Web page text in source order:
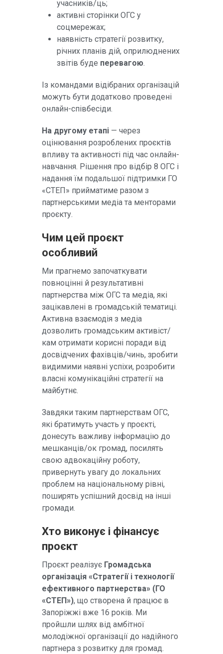
учасників/ць;
активні сторінки ОГС у
соцмережах;
наявність стратегії розвитку,
річних планів дій, оприлюднених
звітів буде перевагою.
Із командами відібраних організацій
можуть бути додатково проведені
онлайн-співбесіди.
На другому етапі — через
оцінювання розроблених проєктів
впливу та активності під час онлайн-
навчання. Рішення про відбір 8 ОГС і
надання їм подальшої підтримки ГО
«СТЕП» прийматиме разом з
партнерськими медіа та менторами
проєкту.
Чим цей проєкт
особливий
Ми прагнемо започаткувати
повноцінні й результативні
партнерства між ОГС та медіа, які
зацікавлені в громадській тематиці.
Активна взаємодія з медіа
дозволить громадським активіст/
кам отримати корисні поради від
досвідчених фахівців/чинь, зробити
видимими наявні успіхи, розробити
власні комунікаційні стратегії на
майбутнє.
Завдяки таким партнерствам ОГС,
які братимуть участь у проєкті,
донесуть важливу інформацію до
мешканців/ок громад, посилять
свою адвокаційну роботу,
привернуть увагу до локальних
проблем на національному рівні,
поширять успішний досвід на інші
громади.
Хто виконує і фінансує
проєкт
Проєкт реалізує Громадська
організація «Стратегії і технології
ефективного партнерства» (ГО
«СТЕП»), що створена й працює в
Запоріжжі вже 16 років. Ми
пройшли шлях від амбітної
молодіжної організації до надійного
партнера з розвитку для громад.